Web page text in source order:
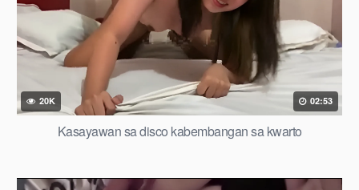
20K 02:53
Kasayawan sa disco kabembangan sa kwarto